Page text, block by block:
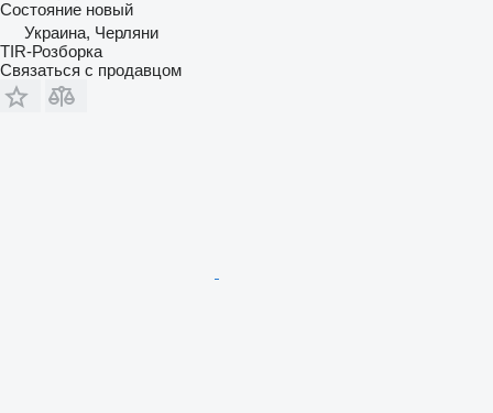
Состояние новый
Украина, Черляни
TIR-Розборка
Связаться с продавцом